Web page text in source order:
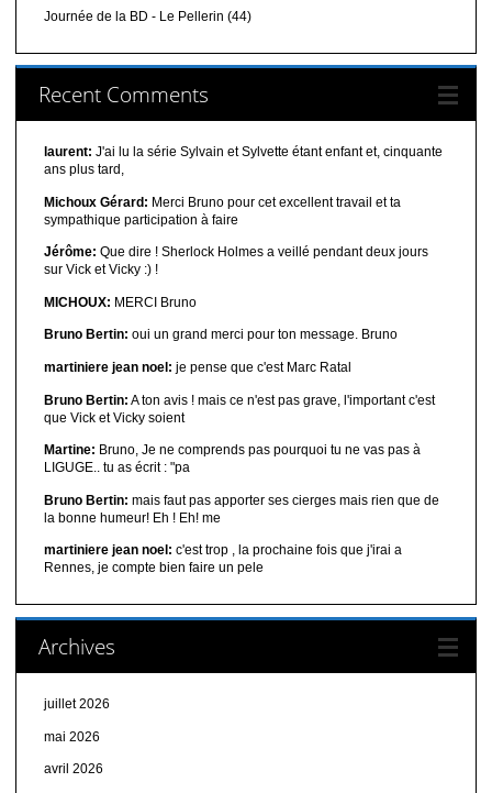
Journée de la BD - Le Pellerin (44)
Recent Comments
laurent: J'ai lu la série Sylvain et Sylvette étant enfant et, cinquante
ans plus tard,
Michoux Gérard: Merci Bruno pour cet excellent travail et ta
sympathique participation à faire
Jérôme: Que dire ! Sherlock Holmes a veillé pendant deux jours
sur Vick et Vicky :) !
MICHOUX: MERCI Bruno
Bruno Bertin: oui un grand merci pour ton message. Bruno
martiniere jean noel: je pense que c'est Marc Ratal
Bruno Bertin: A ton avis ! mais ce n'est pas grave, l'important c'est
que Vick et Vicky soient
Martine: Bruno, Je ne comprends pas pourquoi tu ne vas pas à
LIGUGE.. tu as écrit : "pa
Bruno Bertin: mais faut pas apporter ses cierges mais rien que de
la bonne humeur! Eh ! Eh! me
martiniere jean noel: c'est trop , la prochaine fois que j'irai a
Rennes, je compte bien faire un pele
Archives
juillet 2026
mai 2026
avril 2026